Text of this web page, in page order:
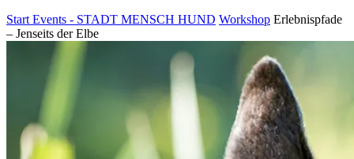
Start Events - STADT MENSCH HUND Workshop Erlebnispfade
– Jenseits der Elbe